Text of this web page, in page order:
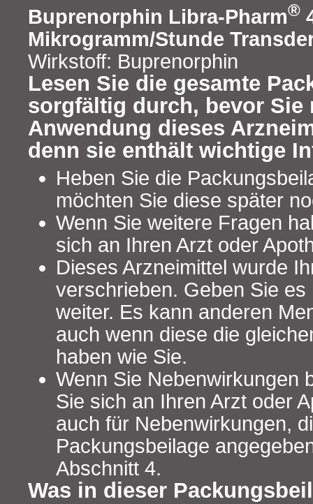
Buprenorphin Libra-Pharm®
Mikrogramm/Stunde
Wirkstoff: Buprenorphin
Lesen Sie die gesamte
sorgfältig durch, bevor Sie
Anwendung dieses
denn sie enthält wichtige
Heben Sie die
möchten Sie diese später
Wenn Sie weitere Fragen
sich an Ihren Arzt oder
Dieses Arzneimittel wurde
verschrieben. Geben Sie es
weiter. Es kann anderen
auch wenn diese die
haben wie Sie.
Wenn Sie Nebenwirkungen
Sie sich an Ihren Arzt oder
auch für Nebenwirkungen,
Packungsbeilage
Abschnitt 4.
Was in dieser